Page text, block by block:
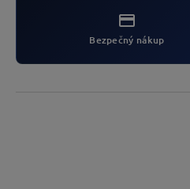
Bezpečný nákup